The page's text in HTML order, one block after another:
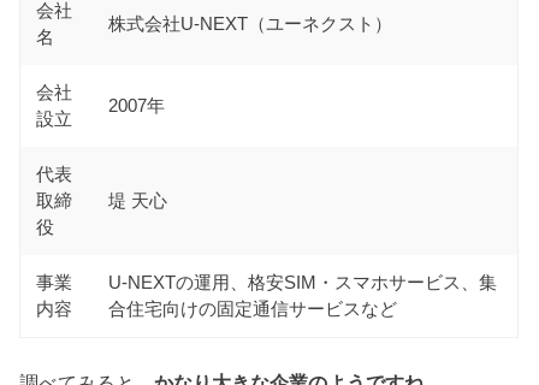
会社
名
株式会社U-NEXT（ユーネクスト）
会社
設立
2007年
代表
取締
役
堤 天心
事業
内容
U-NEXTの運用、格安SIM・スマホサービス、集
合住宅向けの固定通信サービスなど